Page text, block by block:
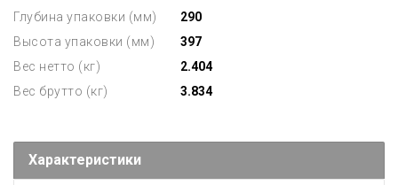
Глубина упаковки (мм)
290
Высота упаковки (мм)
397
Вес нетто (кг)
2.404
Вес брутто (кг)
3.834
Характеристики